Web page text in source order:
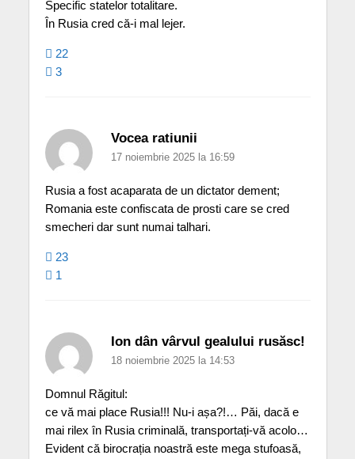
Specific statelor totalitare.
În Rusia cred că-i mal lejer.
22
3
Vocea ratiunii
17 noiembrie 2025 la 16:59
Rusia a fost acaparata de un dictator dement;
Romania este confiscata de prosti care se cred
smecheri dar sunt numai talhari.
23
1
Ion dân vârvul gealului rusăsc!
18 noiembrie 2025 la 14:53
Domnul Răgitul:
ce vă mai place Rusia!!! Nu-i așa?!… Păi, dacă e
mai rilex în Rusia criminală, transportați-vă acolo…
Evident că birocrația noastră este mega stufoasă,